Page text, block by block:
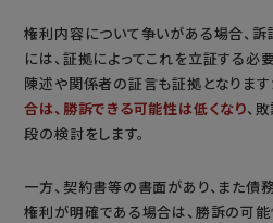
権利内容について争いがある場合、
には、証拠によってこれを立証する必
陳述や関係者の証言も証拠となります
合は、勝訴できる可能性は低くなり、
段の検討をします。
一方、契約書等の書面があり、また
権利が明確である場合は、勝訴の可能